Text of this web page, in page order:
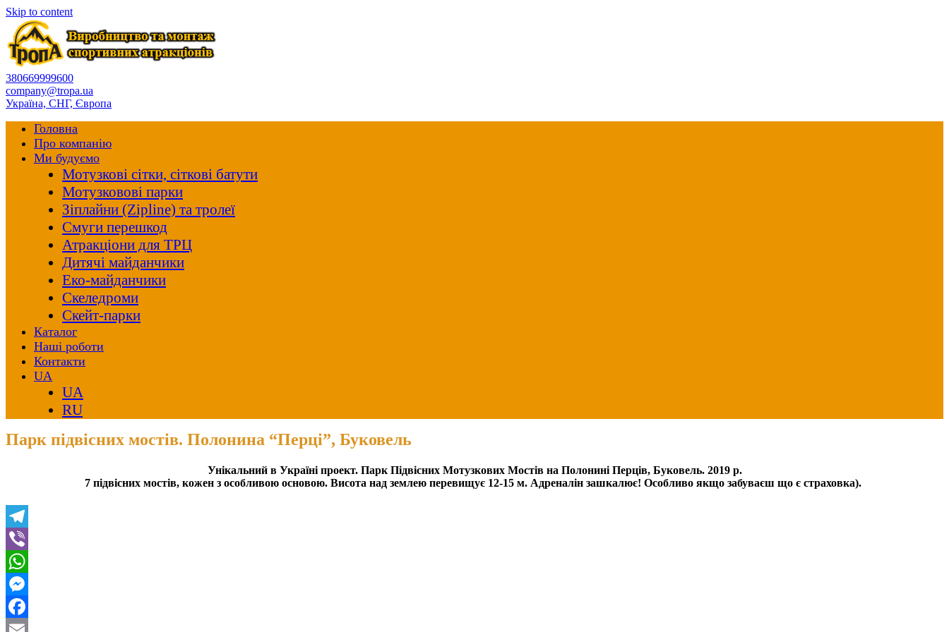
Skip to content
380669999600
company@tropa.ua
Україна, СНГ, Європа
Головна
Про компанію
Ми будуємо
Мотузкові сітки, сіткові батути
Мотузковові парки
Зіплайни (Zipline) та тролеї
Смуги перешкод
Атракціони для ТРЦ
Дитячі майданчики
Еко-майданчики
Скеледроми
Скейт-парки
Каталог
Наші роботи
Контакти
UA
UA
RU
Парк підвісних мостів. Полонина “Перці”, Буковель
Унікальний в Україні проект. Парк Підвісних Мотузкових Мостів на Полонині Перців, Буковель. 2019 р.
7 підвісних мостів, кожен з особливою основою. Висота над землею перевищує 12-15 м. Адреналін зашкалює! Особливо якщо забуваєш що є страховка).
Telegram
Viber
WhatsApp
Messenger
Facebook